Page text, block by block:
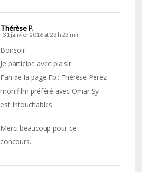
Thérèse P.
31 janvier 2016 at 23 h 23 min
Bonsoir:
Je participe avec plaisir
Fan de la page Fb.: Thérèse Perez
mon film préféré avec Omar Sy
est Intouchables
Merci beaucoup pour ce
concours.